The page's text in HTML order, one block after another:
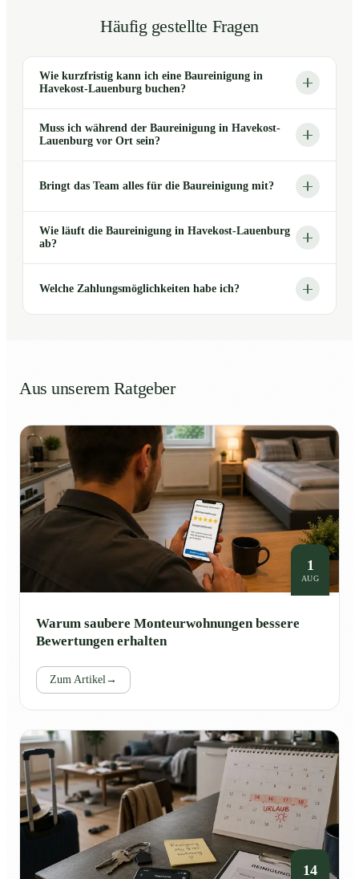
Häufig gestellte Fragen
Wie kurzfristig kann ich eine Baureinigung in
Havekost-Lauenburg buchen?
Muss ich während der Baureinigung in Havekost-
Lauenburg vor Ort sein?
Bringt das Team alles für die Baureinigung mit?
Wie läuft die Baureinigung in Havekost-Lauenburg
ab?
Welche Zahlungsmöglichkeiten habe ich?
Aus unserem Ratgeber
1
AUG
Warum saubere Monteurwohnungen bessere
Bewertungen erhalten
Zum Artikel→
14